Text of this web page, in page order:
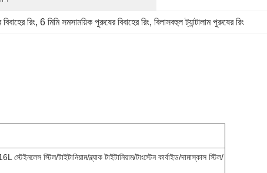
রিং, 6 মিমি সমসাময়িক পুরুষের বিবাহের রিং, বিলাসবহুল ট্যান্টালাম পুরুষের রিং
স্টিল/টাইটানিয়াম/ব্ল্যাক টাইটানিয়াম/টাংস্টেন কার্বাইড/দামাস্কাস স্টিল/